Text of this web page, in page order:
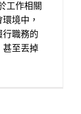
工作相關
境中，
行職務的
甚至丟掉